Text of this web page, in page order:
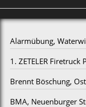
Alarmübung,
1. ZETELER Firetruck
Brennt Böschung,
BMA, Neuenburger